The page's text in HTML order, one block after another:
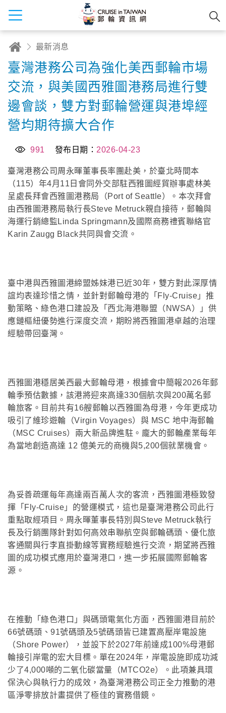
最新消息
臺灣港務公司為強化美西郵輪市場
交流，與美國西雅圖港務局進行雙
邊會談，雙方對郵輪營運與港埠經
營均期待擴大合作
991 發布日期： 2026-04-23
臺灣港務公司周永暉董事長率團赴美，於臺北時間本
（115）年4月11日會同外交部駐西雅圖經貿辦事處林美
呈處長拜會西雅圖港務局（Port of Seattle）。本次拜會
由西雅圖港務局執行長Steve Metruck親自接待，郵輪與
海運行銷總監Linda Springmann及國際商務禮賓聯絡官
Karin Zaugg Black共同與會交流。
臺中港與西雅圖港締盟姊妹港已近30年，雙方對此深厚情
誼均表達珍惜之情，並針對郵輪母港的「Fly-Cruise」推
動策略、綠色港口建設及「西北海港聯盟（NWSA）」供
應鏈樞紐優勢進行深度交流，期盼將西雅圖港卓越的治理
經驗帶回臺灣。
西雅圖港穩居美西最大郵輪母港，根據會中簡報2026年郵
輪季預估數據，該港將迎來高達330個航次與200萬名郵
輪旅客。目前共有16艘郵輪以西雅圖為母港，今年更成功
吸引了維珍遊輪（Virgin Voyages）與 MSC 地中海郵輪
（MSC Cruises）兩大新品牌進駐。龐大的郵輪產業每年
為當地創造高達 12 億美元的商機與5,200個就業機會。
為妥善疏運每年高達兩百萬人次的客流，西雅圖港極致發
揮「Fly-Cruise」的營運模式，這也是臺灣港務公司此行
重點取經項目。周永暉董事長特別與Steve Metruck執行
長及行銷團隊針對如何高效串聯航空與郵輪碼頭、優化旅
客通關與行李直掛動線等實務經驗進行交流，期望將西雅
圖的成功模式應用於臺灣港口，進一步拓展國際郵輪客
源。
在推動「綠色港口」與碼頭電氣化方面，西雅圖港目前於
66號碼頭、91號碼頭及5號碼頭皆已建置高壓岸電設施
（Shore Power），並設下於2027年前達成100%母港郵
輪接引岸電的宏大目標。單在2024年，岸電設施即成功減
少了4,000噸的二氧化碳當量（MTCO2e）。此項兼具環
保決心與執行力的成效，為臺灣港務公司正全力推動的港
區淨零排放計畫提供了極佳的實務借鏡。